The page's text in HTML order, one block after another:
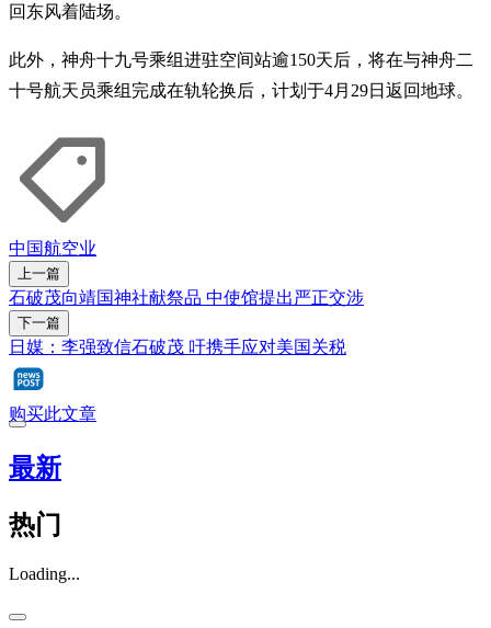
回东风着陆场。
此外，神舟十九号乘组进驻空间站逾150天后，将在与神舟二
十号航天员乘组完成在轨轮换后，计划于4月29日返回地球。
中国航空业
上一篇
石破茂向靖国神社献祭品 中使馆提出严正交涉
下一篇
日媒：李强致信石破茂 吁携手应对美国关税
购买此文章
最新
热门
Loading...